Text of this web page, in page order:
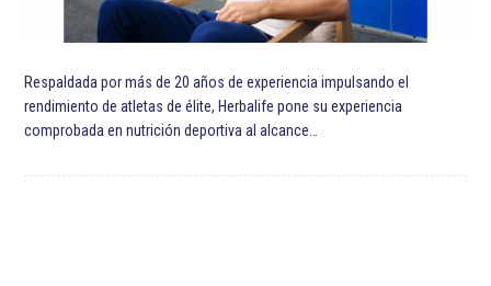
Respaldada por más de 20 años de experiencia impulsando el
rendimiento de atletas de élite, Herbalife pone su experiencia
comprobada en nutrición deportiva al alcance…